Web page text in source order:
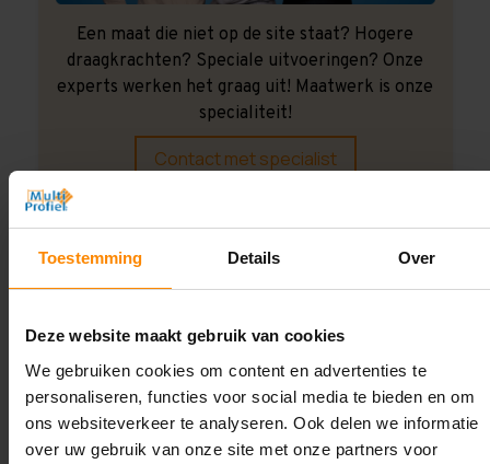
Toestemming Details Over
Deze website maakt gebruik van cookies
We gebruiken cookies om content en advertenties te
personaliseren, functies voor social media te bieden en om
ons websiteverkeer te analyseren. Ook delen we informatie
over uw gebruik van onze site met onze partners voor
Een maat die niet op de site staat? Hogere
draagkrachten? Speciale uitvoeringen? Onze
experts werken het graag uit! Maatwerk is onze
specialiteit!
Contact met specialist
Montage uitbesteden?
Laat ons het doen!